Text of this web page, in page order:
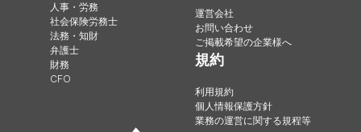
人事・労務
社会保険労務士
法務・知財
弁護士
財務
CFO
運営会社
お問い合わせ
ご掲載希望の企業様へ
規約
利用規約
個人情報保護方針
業務の運営に関する規程等